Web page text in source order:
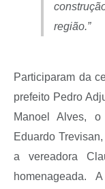
região.”
Participaram da
prefeito Pedro
Manoel Alves,
Eduardo
a vereadora
homenageada.